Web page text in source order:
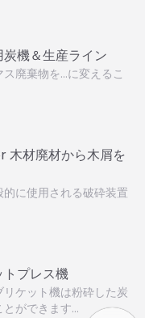
機＆生産ライン
廃棄物を…に変えるこ
木材廃材から木屑を
に使用される破砕装置
プレス機
ケット機は粉砕した炭
ができます…